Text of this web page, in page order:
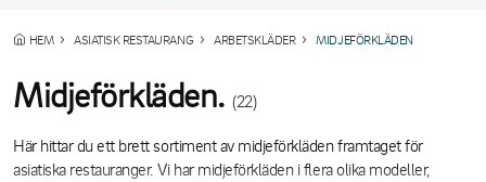
HEM ASIATISK RESTAURANG ARBETSKLÄDER MIDJEFÖRKLÄDEN
Midjeförkläden. (22)
Här hittar du ett brett sortiment av midjeförkläden framtaget för
asiatiska restauranger. Vi har midjeförkläden i flera olika modeller,